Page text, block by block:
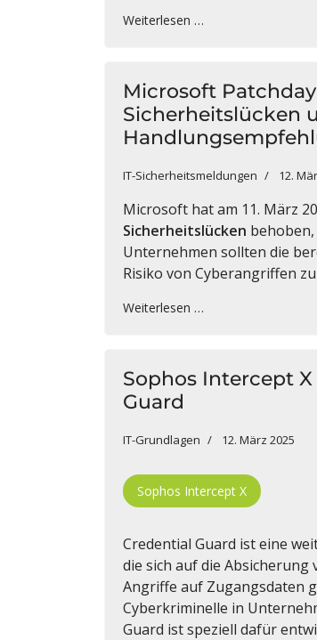
Weiterlesen …
Microsoft
Sicherheitslücken
IT-Sicherheitsmeldungen 12.
Microsoft hat am 11. März
Sicherheitslücken
Unternehmen sollten die
Risiko von Cyberangriffen
Weiterlesen …
Sophos Intercept
Guard
IT-Grundlagen 12. März 2025
Sophos Intercept X
Credential Guard ist eine
die sich auf die
Angriffe auf Zugangsdaten
Cyberkriminelle in
Guard ist speziell dafür